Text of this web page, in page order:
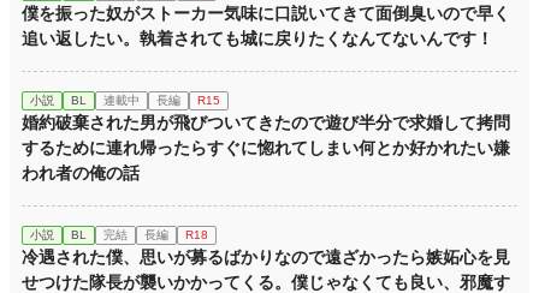
僕を振った奴がストーカー気味に口説いてきて面倒臭いので早く
追い返したい。執着されても城に戻りたくなんてないんです！
小説 BL 連載中 長編 R15
婚約破棄された男が飛びついてきたので遊び半分で求婚して拷問
するために連れ帰ったらすぐに惚れてしまい何とか好かれたい嫌
われ者の俺の話
小説 BL 完結 長編 R18
冷遇された僕、思いが募るばかりなので遠ざかったら嫉妬心を見
せつけた隊長が襲いかかってくる。僕じゃなくても良い、邪魔す